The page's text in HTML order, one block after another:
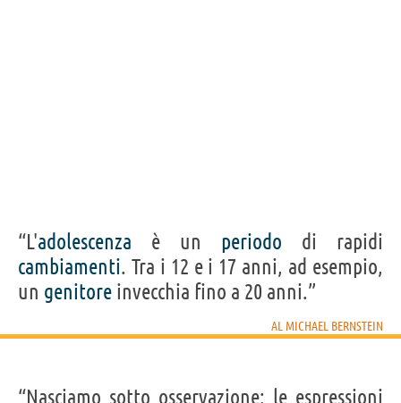
“L'adolescenza è un periodo di rapidi
cambiamenti. Tra i 12 e i 17 anni, ad esempio,
un genitore invecchia fino a 20 anni.”
AL MICHAEL BERNSTEIN
“Nasciamo sotto osservazione: le espressioni